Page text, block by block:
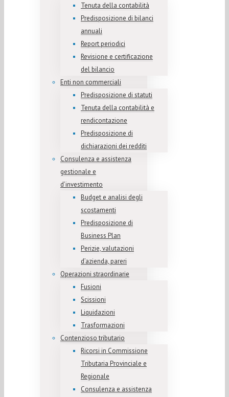
Tenuta della contabilità
Predisposizione di bilanci
annuali
Report periodici
Revisione e certificazione
del bilancio
Enti non commerciali
Predisposizione di statuti
Tenuta della contabilità e
rendicontazione
Predisposizione di
dichiarazioni dei redditi
Consulenza e assistenza
gestionale e
d’investimento
Budget e analisi degli
scostamenti
Predisposizione di
Business Plan
Perizie, valutazioni
d’azienda, pareri
Operazioni straordinarie
Fusioni
Scissioni
Liquidazioni
Trasformazioni
Contenzioso tributario
Ricorsi in Commissione
Tributaria Provinciale e
Regionale
Consulenza e assistenza